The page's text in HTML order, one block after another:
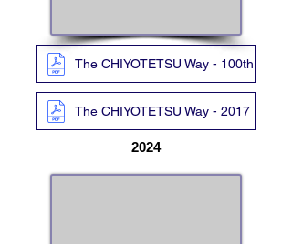
The CHIYOTETSU Way - 100th
The CHIYOTETSU Way - 2017
2024